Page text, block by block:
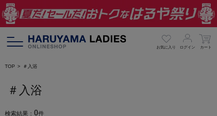
お気に入り ログイン カート
TOP ＃入浴
＃入浴
検索結果： 0件